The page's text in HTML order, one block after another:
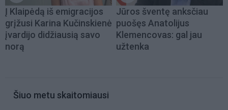
Į Klaipėdą iš emigracijos
grįžusi Karina Kučinskienė
įvardijo didžiausią savo
norą
Jūros šventę anksčiau
puošęs Anatolijus
Klemencovas: gal jau
užtenka
Šiuo metu skaitomiausi